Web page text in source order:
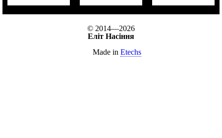
© 2014—2026
Еліт Насіння
Made in Etechs